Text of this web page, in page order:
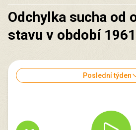
Odchylka sucha od
stavu v období
Poslední týden